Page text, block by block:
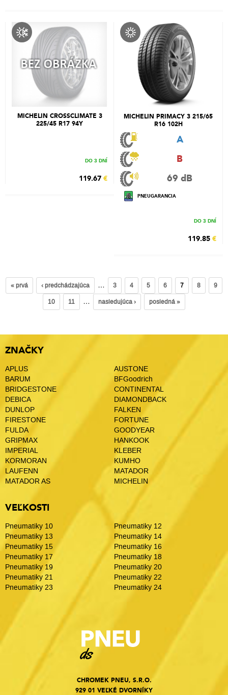
MICHELIN CROSSCLIMATE 3
225/45 R17 94Y
DO 3 DNÍ
119.67 €
MICHELIN PRIMACY 3 215/65
R16 102H
A
B
69 dB
PNEUGARANCIA
DO 3 DNÍ
119.85 €
« prvá ‹ predchádzajúca … 3 4 5 6 7 8
9
10
11 … nasledujúca › posledná »
ZNAČKY
APLUS
AUSTONE
BARUM
BFGoodrich
BRIDGESTONE
CONTINENTAL
DEBICA
DIAMONDBACK
DUNLOP
FALKEN
FIRESTONE
FORTUNE
FULDA
GOODYEAR
GRIPMAX
HANKOOK
IMPERIAL
KLEBER
KORMORAN
KUMHO
LAUFENN
MATADOR
MATADOR AS
MICHELIN
VEĽKOSTI
Pneumatiky 10
Pneumatiky 12
Pneumatiky 13
Pneumatiky 14
Pneumatiky 15
Pneumatiky 16
Pneumatiky 17
Pneumatiky 18
Pneumatiky 19
Pneumatiky 20
Pneumatiky 21
Pneumatiky 22
Pneumatiky 23
Pneumatiky 24
CHROMEK PNEU, S.R.O.
929 01 VEĽKÉ DVORNÍKY